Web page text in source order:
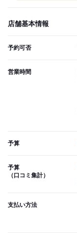
店舗基本情報
予約可否
営業時間
予算
予算
（口コミ集計）
支払い方法